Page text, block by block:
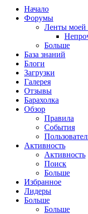
Начало
Форумы
Ленты моей
Больше
База знаний
Блоги
Загрузки
Галерея
Отзывы
Барахолка
Обзор
Правила
События
Активность
Активность
Поиск
Больше
Избранное
Лидеры
Больше
Больше